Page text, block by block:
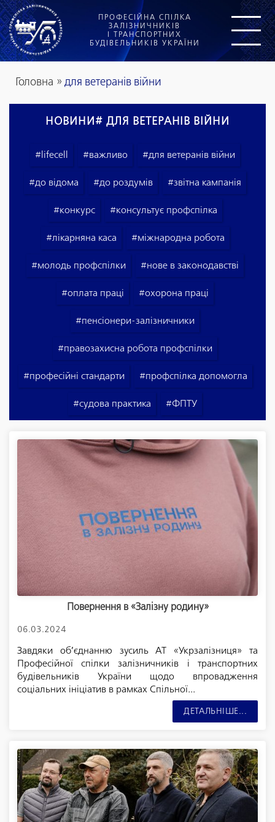
ПРОФЕСІЙНА СПІЛКА
ЗАЛІЗНИЧНИКІВ
І ТРАНСПОРТНИХ
БУДІВЕЛЬНИКІВ УКРАЇНИ
Головна » для ветеранів війни
НОВИНИ # ДЛЯ ВЕТЕРАНІВ ВІЙНИ
#lifecell #важливо #для ветеранів війни
#до відома #до роздумів #звітна кампанія
#конкурс #консультує профспілка
#лікарняна каса #міжнародна робота
#молодь профспілки #нове в законодавстві
#оплата праці #охорона праці
#пенсіонери-залізничники
#правозахисна робота профспілки
#професійні стандарти #профспілка допомогла
#судова практика #ФПТУ
Повернення в «Залізну родину»
06.03.2024
Завдяки об’єднанню зусиль АТ «Укрзалізниця» та
Професійної спілки залізничників і транспортних
будівельників України щодо впровадження
соціальних ініціатив в рамках Спільної...
ДЕТАЛЬНІШЕ...